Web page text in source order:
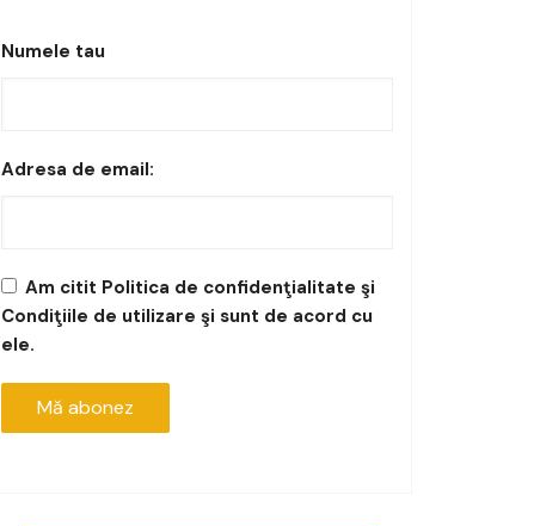
Numele tau
Adresa de email:
Am citit Politica de confidenţialitate şi
Condiţiile de utilizare şi sunt de acord cu
ele.